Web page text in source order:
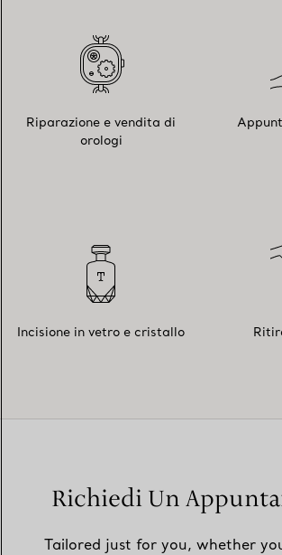
Riparazione e vendita di
orologi
Incisione in vetro e cristallo
Richiedi Un
Tailored just for you, whether